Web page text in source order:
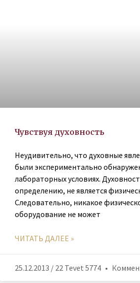
Чувствуя духовность
Неудивительно, что духовные
были экспериментально
лабораторных условиях.
определению, не является
Следовательно, никакое
оборудование не может
ЧИТАТЬ ДАЛЕЕ »
25.12.2013 / 22 Tevet 5774